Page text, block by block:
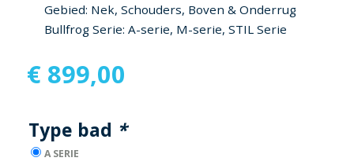
Gebied: Nek, Schouders, Boven & Onderrug
Bullfrog Serie: A-serie, M-serie, STIL Serie
€ 899,00
Type bad *
A SERIE